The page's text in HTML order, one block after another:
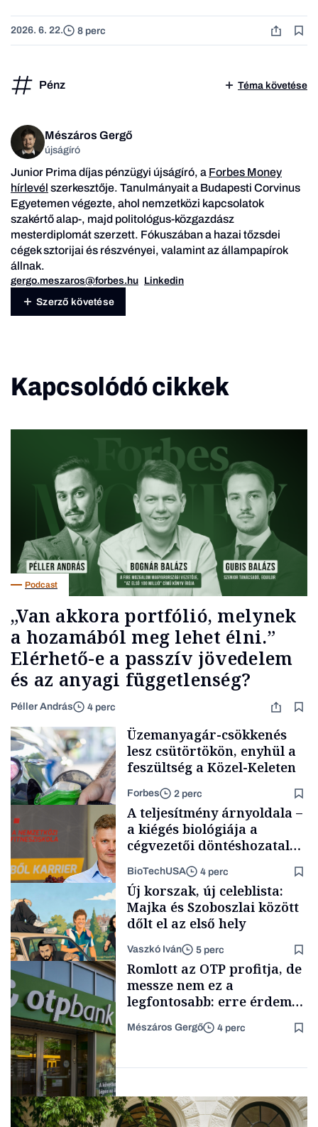
2026. 6. 22. 8 perc
Pénz Téma követése
Mészáros Gergő
újságíró
Junior Prima díjas pénzügyi újságíró, a Forbes Money
hírlevél szerkesztője. Tanulmányait a Budapesti Corvinus
Egyetemen végezte, ahol nemzetközi kapcsolatok
szakértő alap-, majd politológus-közgazdász
mesterdiplomát szerzett. Fókuszában a hazai tőzsdei
cégek sztorijai és részvényei, valamint az állampapírok
állnak.
gergo.meszaros@forbes.hu Linkedin
Szerző követése
Kapcsolódó cikkek
Podcast
„Van akkora portfólió, melynek
a hozamából meg lehet élni.”
Elérhető-e a passzív jövedelem
és az anyagi függetlenség?
Péller András 4 perc
Energia
Üzemanyagár-csökkenés
lesz csütörtökön, enyhül a
feszültség a Közel-Keleten
Forbes 2 perc
Content Lab HUB
A teljesítmény árnyoldala –
a kiégés biológiája a
cégvezetői döntéshozatal
BioTechUSA 4 perc
Lista
Új korszak, új celeblista:
Majka és Szoboszlai között
dőlt el az első hely
Vaszkó Iván 5 perc
Befektetés
Romlott az OTP profitja, de
messze nem ez a
legfontosabb: erre érdemes
figyelniük a befektetőknek
Mészáros Gergő 4 perc